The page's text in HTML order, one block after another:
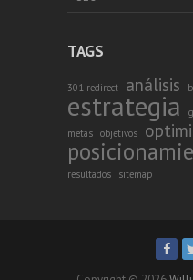
TAGS
301 redirect análisis
estrategia
metas objetivos
resultados sitemap